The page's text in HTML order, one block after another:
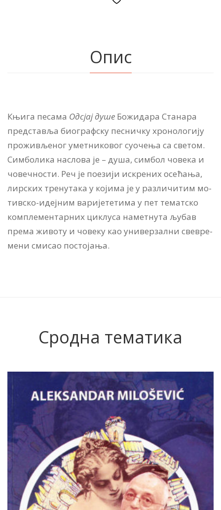
Опис
Књи­га пе­са­ма Од­сјај ду­ше Бо­жи­да­ра Ста­на­ра
представља би­о­граф­ску пе­снич­ку хро­но­ло­ги­ју
про­жи­вље­ног уметниковог су­о­че­ња са све­том.
Сим­бо­ли­ка на­сло­ва је – ду­ша, сим­бол чо­ве­ка и
чо­веч­но­сти. Реч је поезији ис­кре­них осе­ћа­ња,
лир­ских тре­ну­та­ка у ко­ји­ма је у раз­ли­чи­тим мо­
тив­ско-идеј­ним ва­ри­је­те­ти­ма у пет те­мат­ско
ком­пле­мен­тар­них ци­клу­са на­мет­ну­та љу­бав
пре­ма жи­во­ту и чо­ве­ку као уни­вер­зал­ни све­вре­
ме­ни сми­сао по­сто­ја­ња.
Сродна тематика